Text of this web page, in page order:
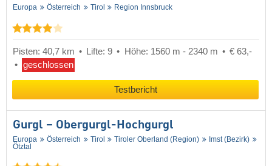
Europa Österreich Tirol Region Innsbruck
Pisten: 40,7 km Lifte: 9 Höhe: 1560 m - 2340 m
€ 63,-
geschlossen
Testbericht
Gurgl – Obergurgl-Hochgurgl
Europa Österreich Tirol Tiroler Oberland (Region)
Imst (Bezirk)
Ötztal